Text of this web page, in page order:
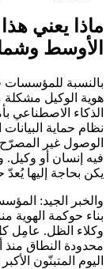
ماذا يعني
الأوسط
بالنسبة للمؤسسات
هوية الوكيل مشكلة
الذكاء الاصطناعي
الوصول غير المصرّح
فيه إنسان أو وكيل.
يكن بحاجة إليها يُعدّ
والخبر الجيد:
بناء حوكمة الهوية
وكلاء الظل. عامِل
محدودة النطاق منذ
اليوم المتبنّون الأكبر